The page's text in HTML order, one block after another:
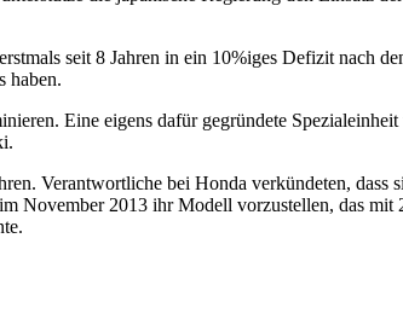
seit 8 Jahren in ein 10%iges Defizit nach
haben.
Eine eigens dafür gegründete
Verantwortliche bei Honda verkündeten, dass
November 2013 ihr Modell vorzustellen, das